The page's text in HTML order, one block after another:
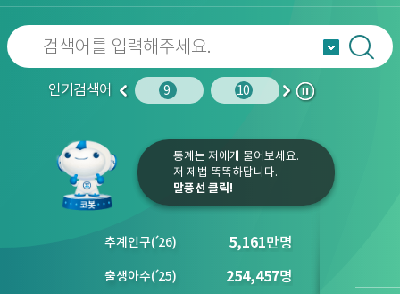
인기검색어
이
10 임금 9 10 1
다
정
통계는 저에게 물어보세요.
저 제법 똑똑하답니다.
말풍선 클릭!
추계인구(´26) 5,161만명
출생아수(´25) 254,457명